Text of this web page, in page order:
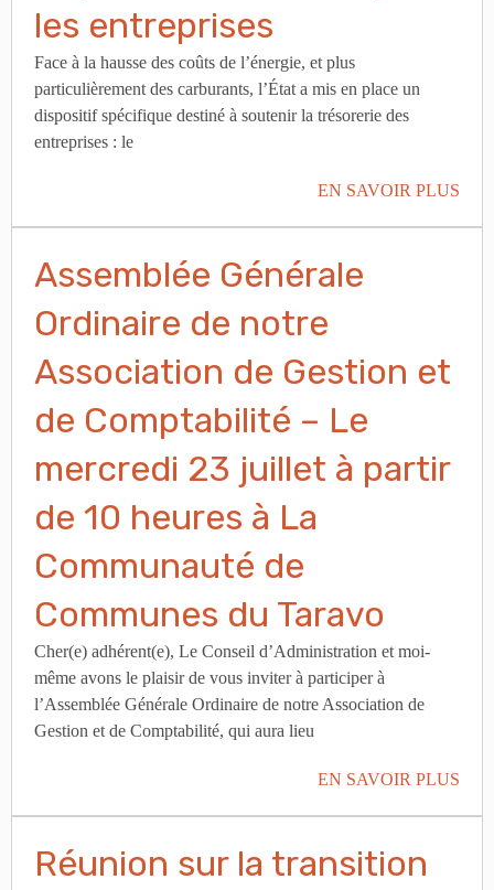
les entreprises
Face à la hausse des coûts de l’énergie, et plus
particulièrement des carburants, l’État a mis en place un
dispositif spécifique destiné à soutenir la trésorerie des
entreprises : le
EN SAVOIR PLUS
Assemblée Générale
Ordinaire de notre
Association de Gestion et
de Comptabilité – Le
mercredi 23 juillet à partir
de 10 heures à La
Communauté de
Communes du Taravo
Cher(e) adhérent(e), Le Conseil d’Administration et moi-
même avons le plaisir de vous inviter à participer à
l’Assemblée Générale Ordinaire de notre Association de
Gestion et de Comptabilité, qui aura lieu
EN SAVOIR PLUS
Réunion sur la transition